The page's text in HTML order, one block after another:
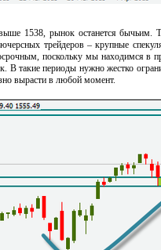
1538, рынок останется бычьим.
трейдеров – крупные
поскольку мы находимся в
В такие периоды нужно жестко
вырасти в любой момент.